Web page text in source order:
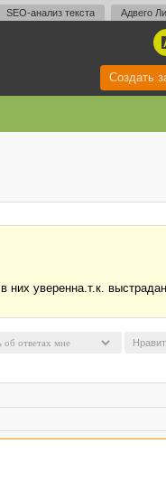
SEO-анализ текста Адвего
Создать
них уверенна.т.к.